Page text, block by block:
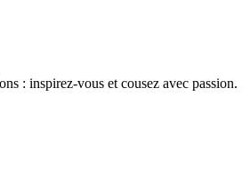
: inspirez-vous et cousez avec passion.